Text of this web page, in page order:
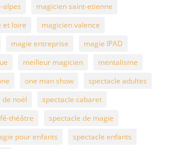
alpes
magicien saint-etienne
et loire
magicien valence
magie entreprise
magie IPAD
meilleur magicien
mentalisme
one man show
spectacle adultes
noël
spectacle cabaret
théâtre
spectacle de magie
pour enfants
spectacle enfants